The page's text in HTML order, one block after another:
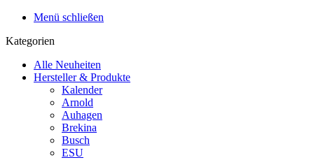
Menü schließen
Kategorien
Alle Neuheiten
Hersteller & Produkte
Kalender
Arnold
Auhagen
Brekina
Busch
ESU